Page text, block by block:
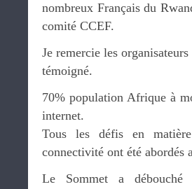
nombreux Français du
comité CCEF.
Je remercie les
témoigné.
70% population Afrique à
internet.
Tous les défis en
connectivité ont été abordés
Le Sommet a débouché